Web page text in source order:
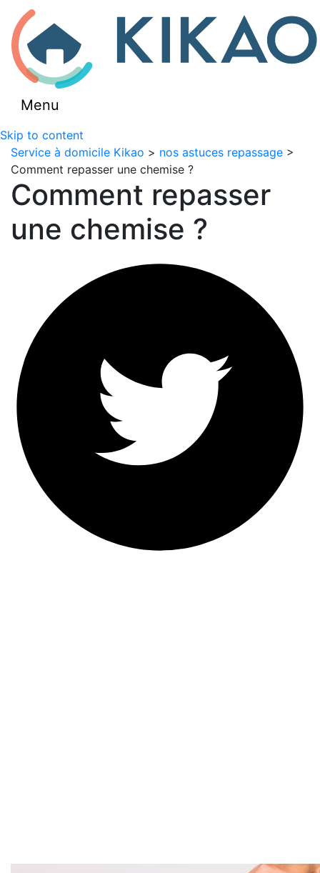
Menu
Skip to content
Service à domicile Kikao > nos astuces repassage >
Comment repasser une chemise ?
Comment repasser
une chemise ?